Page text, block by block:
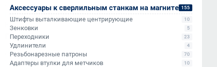
Отзывы
Реквизиты
Контакты
Покупателям
Доставка и оплата
Стать партнёром
Аксессуары к сверлильным станкам на магните 155
Штифты выталкивающие центрирующие 10
Зенковки 5
Переходники 23
Удлинители 4
Резьбонарезные патроны 70
Адаптеры втулки для метчиков 10